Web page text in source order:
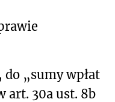
„sumy wpłat
art. 30a ust. 8b